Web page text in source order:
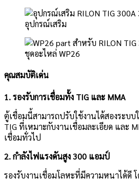
อุปกรณ์เสริม
ชุดอะไหล่ WP26
คุณสมบัติเด่น
1. รองรับการเชื่อมทั้ง TIG และ MMA
ตู้เชื่อมนี้สามารถปรับใช้งานได้สองระบบ
TIG ที่เหมาะกับงานเชื่อมละเอียด และ
เชื่อมทั่วไป
2. กำลังไฟแรงดันสูง 300 แอมป์
รองรับงานเชื่อมโลหะที่มีความหนาได้